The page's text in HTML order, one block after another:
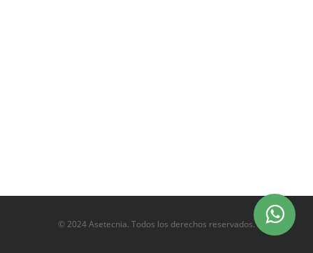
© 2024 Asetecnia. Todos los derechos reservados.